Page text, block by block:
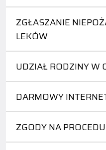
ZGŁASZANIE
LEKÓW
UDZIAŁ RODZINY W
DARMOWY
ZGODY NA